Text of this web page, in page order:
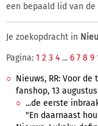
een bepaald lid van
Je zoekopdracht in
Pagina: 1 2 3 4 ... 6 7 8 9
Nieuws, RR: Voor
fanshop, 13 augustus
...de eerste
"En daarnaast